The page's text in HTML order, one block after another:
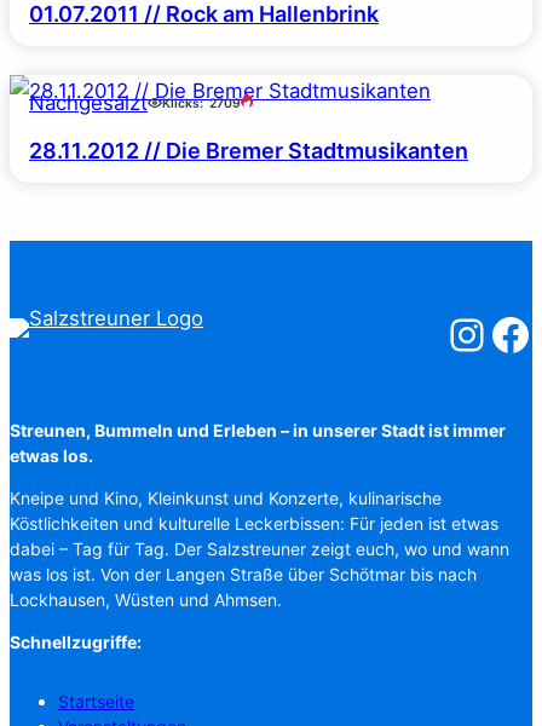
01.07.2011 // Rock am Hallenbrink
Nachgesalzt Klicks: 2709
28.11.2012 // Die Bremer Stadtmusikanten
Streunen, Bummeln und Erleben – in unserer Stadt ist immer
etwas los.
Kneipe und Kino, Kleinkunst und Konzerte, kulinarische
Köstlichkeiten und kulturelle Leckerbissen: Für jeden ist etwas
dabei – Tag für Tag. Der Salzstreuner zeigt euch, wo und wann
was los ist. Von der Langen Straße über Schötmar bis nach
Lockhausen, Wüsten und Ahmsen.
Schnellzugriffe:
Startseite